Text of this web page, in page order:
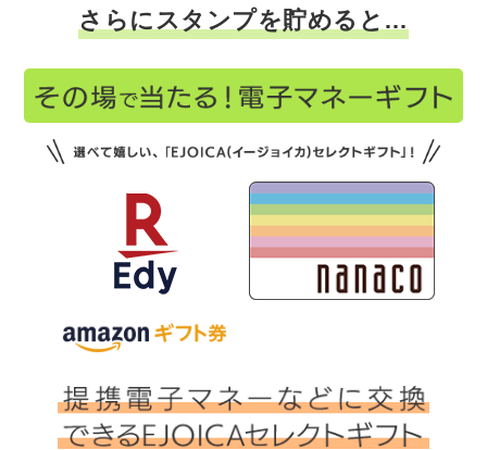
さらにスタンプを貯めると…